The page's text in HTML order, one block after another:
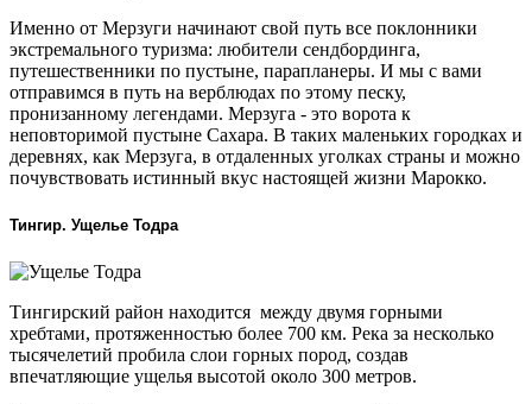
Именно от Мерзуги начинают свой путь все поклонники
экстремального туризма: любители сендбординга,
путешественники по пустыне, парапланеры. И мы с вами
отправимся в путь на верблюдах по этому песку,
пронизанному легендами. Мерзуга - это ворота к
неповторимой пустыне Сахара. В таких маленьких городках и
деревнях, как Мерзуга, в отдаленных уголках страны и можно
почувствовать истинный вкус настоящей жизни Марокко.
Тингир. Ущелье Тодра
Тингирский район находится между двумя горными
хребтами, протяженностью более 700 км. Река за несколько
тысячелетий пробила слои горных пород, создав
впечатляющие ущелья высотой около 300 метров.